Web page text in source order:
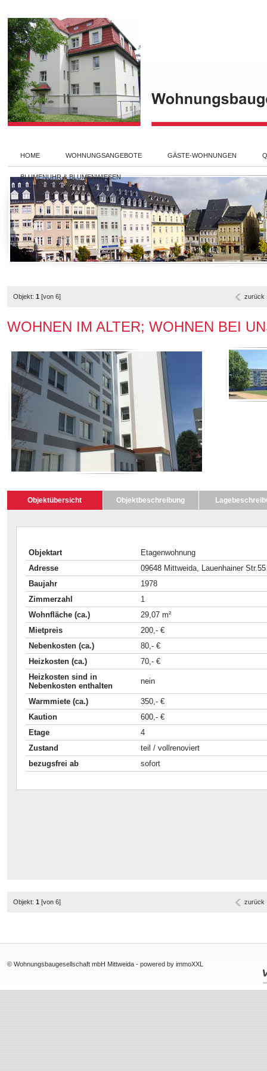
HOME WOHNUNGSANGEBOTE GÄSTE-WOHNUNGEN
BLUMENUHR & BLUMENWIESEN
Objekt: 1 [von 6] zurück
WOHNEN IM ALTER; WOHNEN BEI
Objektübersicht Objektbeschreibung
Objektart
Etagenwohnung
Adresse
09648 Mittweida, Lauenhainer Str.55
Baujahr
1978
Zimmerzahl
1
Wohnfläche (ca.)
29,07 m²
Mietpreis
200,- €
Nebenkosten (ca.)
80,- €
Heizkosten (ca.)
70,- €
Heizkosten sind in
Nebenkosten enthalten
nein
Warmmiete (ca.)
350,- €
Kaution
600,- €
Etage
4
Zustand
teil / vollrenoviert
bezugsfrei ab
sofort
Objekt: 1 [von 6] zurück
© Wohnungsbaugesellschaft mbH Mittweida -powered by immoXXL